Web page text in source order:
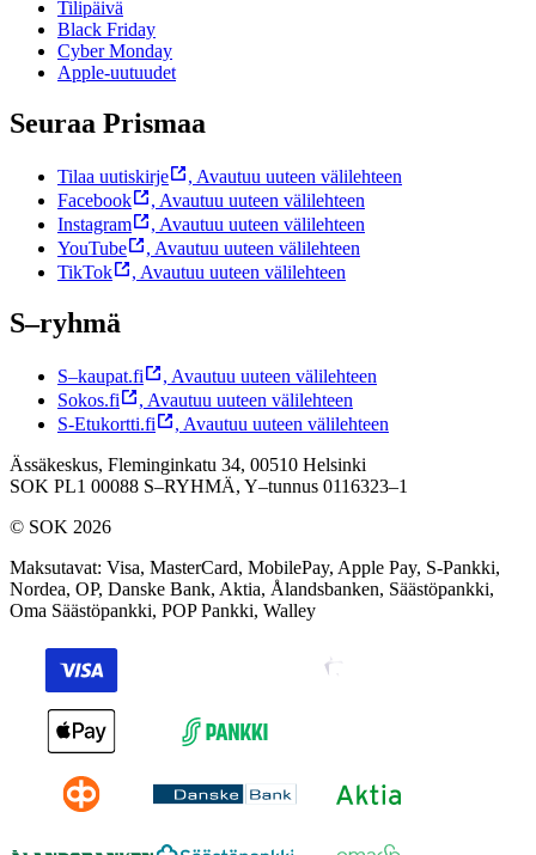
Tilipäivä
Black Friday
Cyber Monday
Apple-uutuudet
Seuraa Prismaa
Tilaa uutiskirje , Avautuu uuteen välilehteen
Facebook
, Avautuu uuteen välilehteen
Instagram
, Avautuu uuteen välilehteen
YouTube
, Avautuu uuteen välilehteen
TikTok
, Avautuu uuteen välilehteen
S–ryhmä
S–kaupat.fi , Avautuu uuteen välilehteen
Sokos.fi
, Avautuu uuteen välilehteen
S-Etukortti.fi
, Avautuu uuteen välilehteen
Ässäkeskus, Fleminginkatu 34, 00510 Helsinki
SOK PL1 00088 S–RYHMÄ, Y–tunnus 0116323–1
© SOK 2026
Maksutavat: Visa, MasterCard, MobilePay, Apple Pay, S-Pankki,
Nordea, OP, Danske Bank, Aktia, Ålandsbanken, Säästöpankki,
Oma Säästöpankki, POP Pankki, Walley